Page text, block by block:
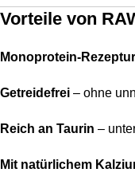
Vorteile von
Monoprotein-Rezeptur
Getreidefrei – ohne
Reich an Taurin –
Mit natürlichem